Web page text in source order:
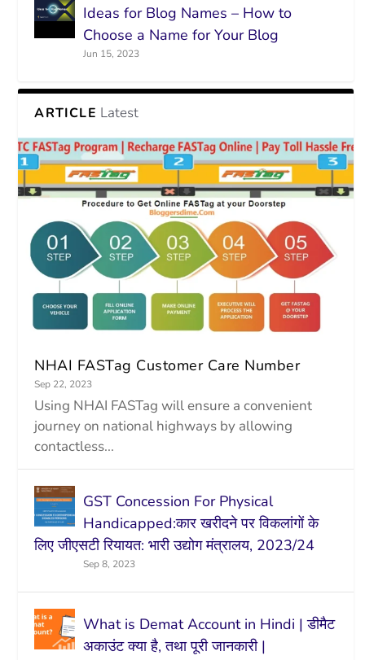
Ideas for Blog Names – How to
Choose a Name for Your Blog
Jun 15, 2023
ARTICLE Latest
NHAI FASTag Customer Care Number
Sep 22, 2023
Using NHAI FASTag will ensure a convenient
journey on national highways by allowing
contactless...
GST Concession For Physical
Handicapped:कार खरीदने पर विकलांगों के
लिए जीएसटी रियायत: भारी उद्योग मंत्रालय, 2023/24
Sep 8, 2023
What is Demat Account in Hindi | डीमैट
अकाउंट क्या है, तथा पूरी जानकारी |